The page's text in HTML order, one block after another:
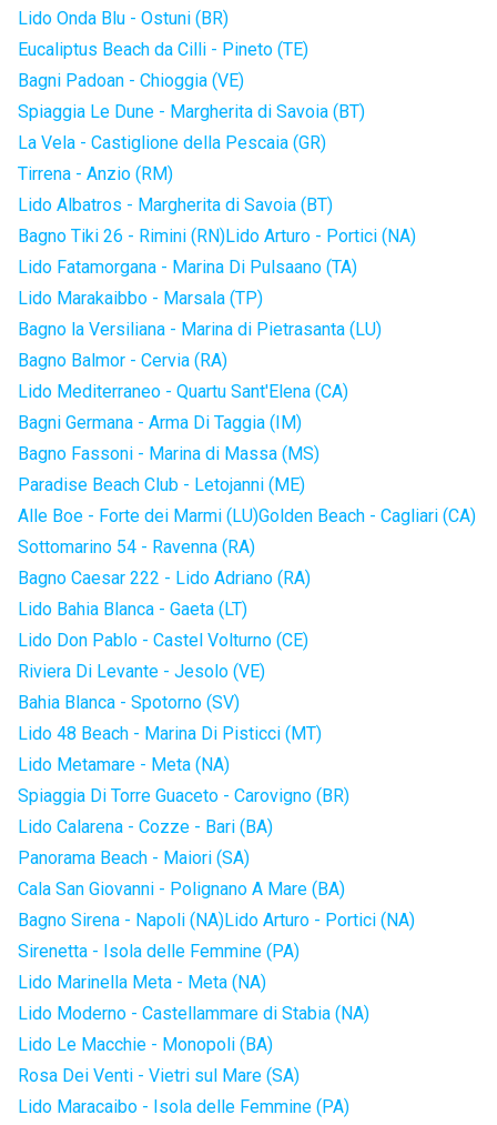
Lido Onda Blu - Ostuni (BR)
Eucaliptus Beach da Cilli - Pineto (TE)
Bagni Padoan - Chioggia (VE)
Spiaggia Le Dune - Margherita di Savoia (BT)
La Vela - Castiglione della Pescaia (GR)
Tirrena - Anzio (RM)
Lido Albatros - Margherita di Savoia (BT)
Bagno Tiki 26 - Rimini (RN)Lido Arturo - Portici (NA)
Lido Fatamorgana - Marina Di Pulsaano (TA)
Lido Marakaibbo - Marsala (TP)
Bagno la Versiliana - Marina di Pietrasanta (LU)
Bagno Balmor - Cervia (RA)
Lido Mediterraneo - Quartu Sant'Elena (CA)
Bagni Germana - Arma Di Taggia (IM)
Bagno Fassoni - Marina di Massa (MS)
Paradise Beach Club - Letojanni (ME)
Alle Boe - Forte dei Marmi (LU)Golden Beach - Cagliari (CA)
Sottomarino 54 - Ravenna (RA)
Bagno Caesar 222 - Lido Adriano (RA)
Lido Bahia Blanca - Gaeta (LT)
Lido Don Pablo - Castel Volturno (CE)
Riviera Di Levante - Jesolo (VE)
Bahia Blanca - Spotorno (SV)
Lido 48 Beach - Marina Di Pisticci (MT)
Lido Metamare - Meta (NA)
Spiaggia Di Torre Guaceto - Carovigno (BR)
Lido Calarena - Cozze - Bari (BA)
Panorama Beach - Maiori (SA)
Cala San Giovanni - Polignano A Mare (BA)
Bagno Sirena - Napoli (NA)Lido Arturo - Portici (NA)
Sirenetta - Isola delle Femmine (PA)
Lido Marinella Meta - Meta (NA)
Lido Moderno - Castellammare di Stabia (NA)
Lido Le Macchie - Monopoli (BA)
Rosa Dei Venti - Vietri sul Mare (SA)
Lido Maracaibo - Isola delle Femmine (PA)